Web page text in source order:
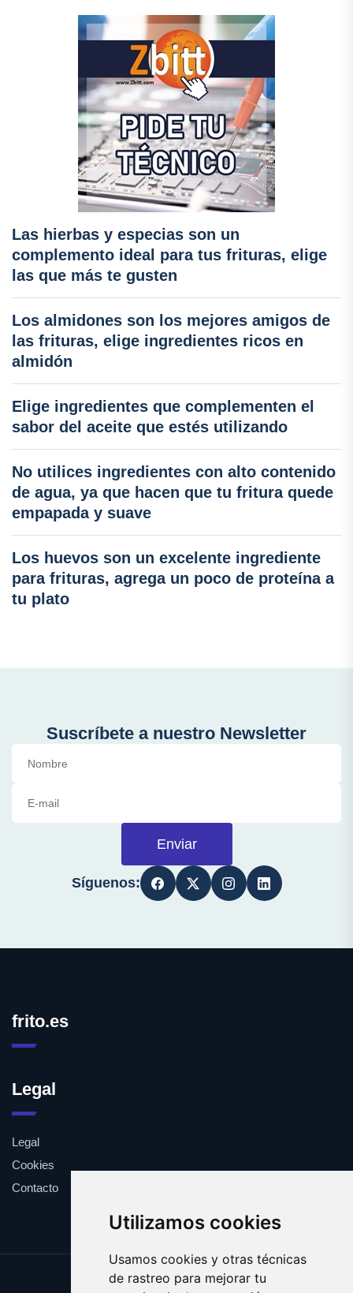
Utilizamos cookies
Usamos cookies y otras técnicas
de rastreo para mejorar tu
Las hierbas y especias son un
complemento ideal para tus frituras, elige
las que más te gusten
Los almidones son los mejores amigos de
las frituras, elige ingredientes ricos en
almidón
Elige ingredientes que complementen el
sabor del aceite que estés utilizando
No utilices ingredientes con alto contenido
de agua, ya que hacen que tu fritura quede
empapada y suave
Los huevos son un excelente ingrediente
para frituras, agrega un poco de proteína a
tu plato
Suscríbete a nuestro Newsletter
Enviar
Síguenos:
frito.es
Legal
Legal
Cookies
Contacto
Update cookies preferences